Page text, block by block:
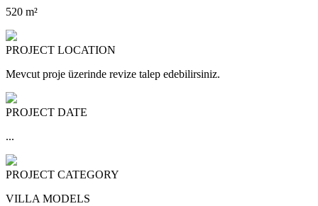
520 m²
PROJECT LOCATION
Mevcut proje üzerinde revize talep edebilirsiniz.
PROJECT DATE
...
PROJECT CATEGORY
VILLA MODELS